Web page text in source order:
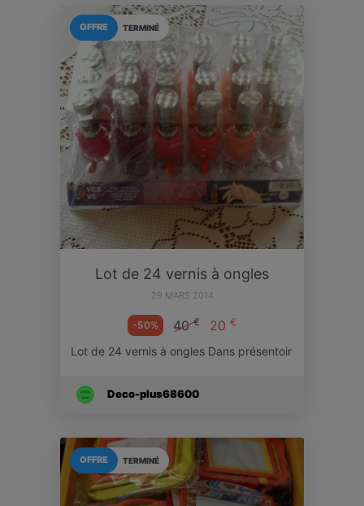
TERMINÉ
OFFRE
Lot de 24 vernis à ongles
29 MARS 2014
-50% 40€ 20 €
Lot de 24 vernis à ongles Dans présentoir
Deco-plus68600
TERMINÉ
OFFRE